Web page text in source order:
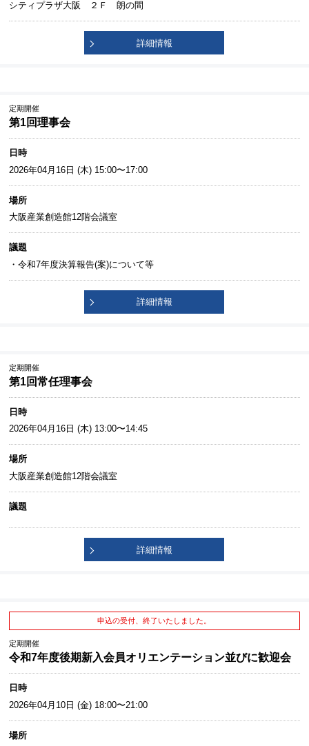
シティプラザ大阪 ２Ｆ 朗の間
詳細情報
定期開催
第1回理事会
日時
2026年04月16日 (木) 15:00〜17:00
場所
大阪産業創造館12階会議室
議題
・令和7年度決算報告(案)について等
詳細情報
定期開催
第1回常任理事会
日時
2026年04月16日 (木) 13:00〜14:45
場所
大阪産業創造館12階会議室
議題
詳細情報
申込の受付、終了いたしました。
定期開催
令和7年度後期新入会員オリエンテーション並びに歓迎会
日時
2026年04月10日 (金) 18:00〜21:00
場所